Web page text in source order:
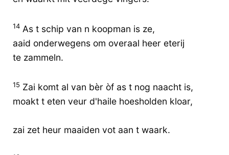
14 As t schip van n koopman is ze,
aaid onderwegens om overaal heer eterij
te zammeln.
15 Zai komt al van bèr òf as t nog naacht is,
moakt t eten veur d'haile hoesholden kloar,
zai zet heur maaiden vot aan t waark.